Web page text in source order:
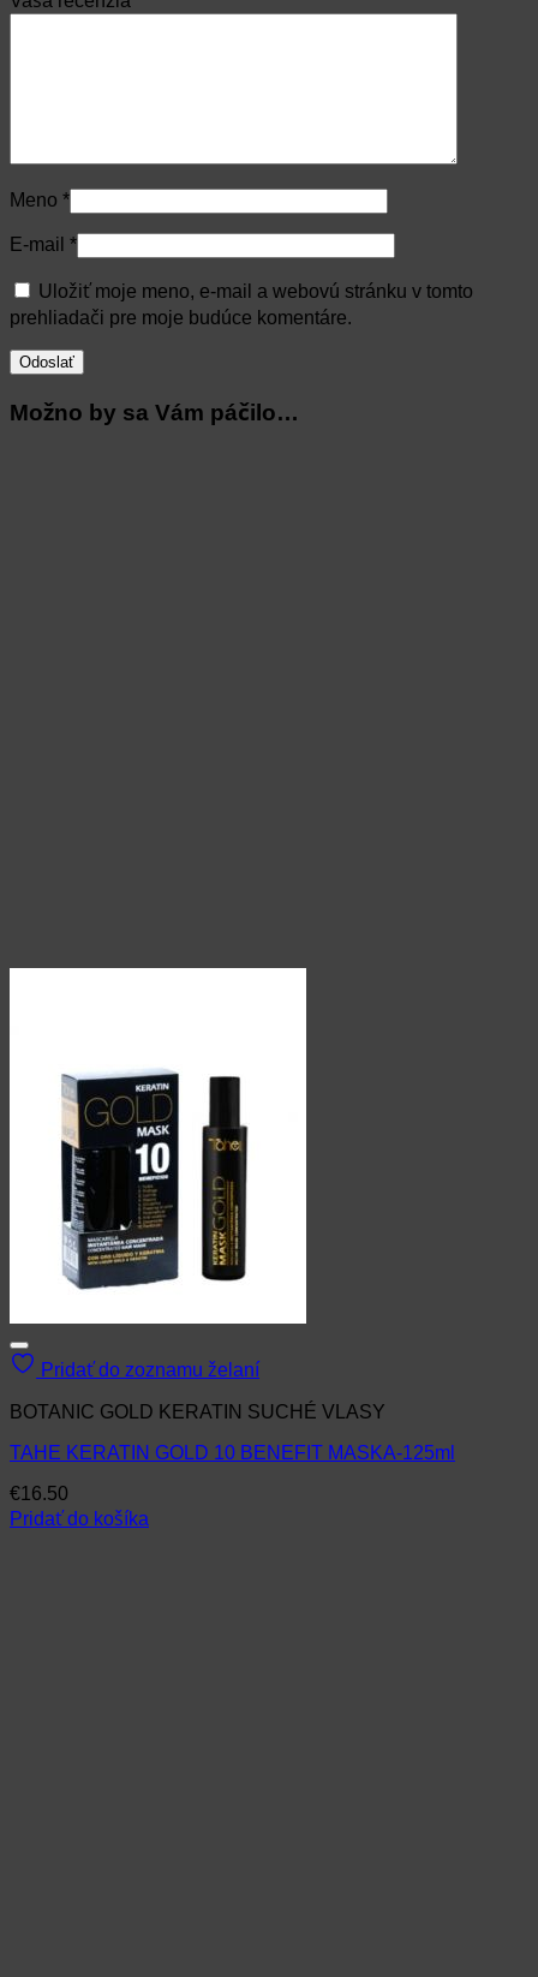
Meno *
E-mail *
Uložiť moje meno, e-mail a webovú stránku v tomto
prehliadači pre moje budúce komentáre.
Možno by sa Vám páčilo…
Pridať do zoznamu želaní
BOTANIC GOLD KERATIN SUCHÉ VLASY
TAHE KERATIN GOLD 10 BENEFIT MASKA-125ml
€16.50
Pridať do košíka